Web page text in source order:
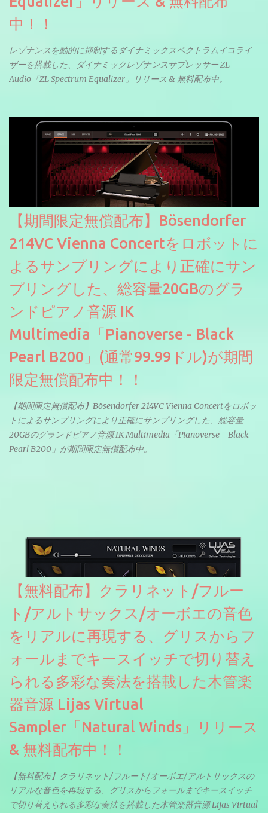
中！！
レゾナンスを動的に抑制するダイナミックスペクトラムイコライ
ザーを搭載した、ダイナミックレゾナンスサプレッサー ZL
Audio「ZL Spectrum Equalizer」リリース & 無料配布中。
【期間限定無償配布】Bösendorfer
214VC Vienna Concertをロボットに
よるサンプリングにより正確にサン
プリングした、総容量20GBのグラ
ンドピアノ音源 IK
Multimedia「Pianoverse - Black
Pearl B200」(通常99.99ドル)が期間
限定無償配布中！！
【期間限定無償配布】Bösendorfer 214VC Vienna Concertをロボッ
トによるサンプリングにより正確にサンプリングした、総容量
20GBのグランドピアノ音源 IK Multimedia「Pianoverse - Black
Pearl B200」が期間限定無償配布中。
【無料配布】クラリネット/フルー
ト/アルトサックス/オーボエの音色
をリアルに再現する、グリスからフ
ォールまでキースイッチで切り替え
られる多彩な奏法を搭載した木管楽
器音源 Lijas Virtual
Sampler「Natural Winds」リリース
& 無料配布中！！
【無料配布】クラリネット/フルート/オーボエ/アルトサックスの
リアルな音色を再現する、グリスからフォールまでキースイッチ
で切り替えられる多彩な奏法を搭載した木管楽器音源 Lijas Virtual